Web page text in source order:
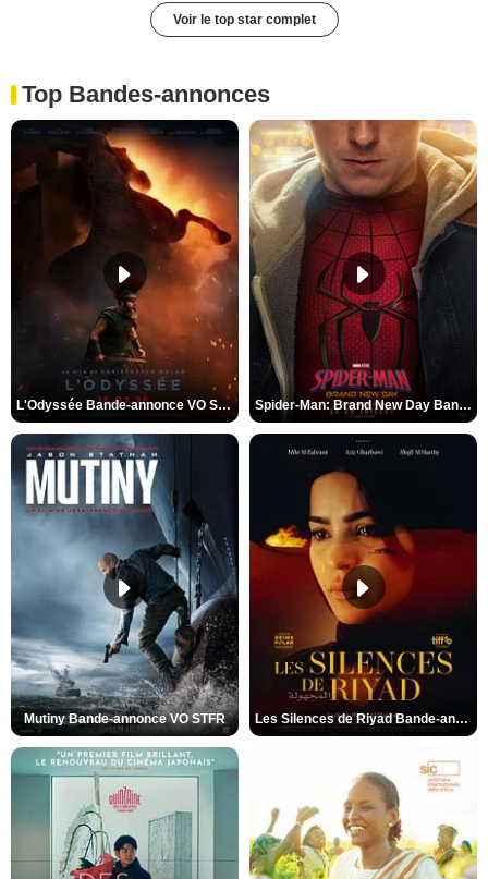
Voir le top star complet
Top Bandes-annonces
L'Odyssée Bande-annonce VO STFR Spider-Man: Brand New Day Bande-annonce VO STFR
Mutiny Bande-annonce VO STFR Les Silences de Riyad Bande-annonce VO STFR